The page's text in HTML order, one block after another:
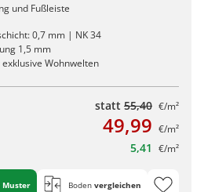
und Fußleiste
0,7 mm | NK 34
1,5 mm
Wohnwelten
statt 55,40 €/m²
49,99 €/m²
5,41 €/m²
Muster Boden vergleichen